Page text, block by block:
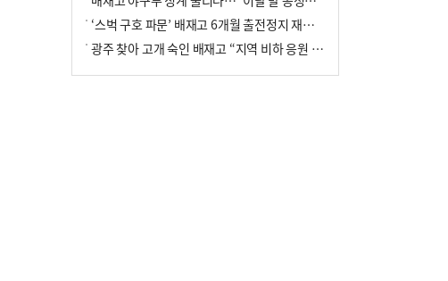
‘스벅 구호 파문’ 배재고 6개월 출전정지 재심 신청키로
광주 찾아 고개 숙인 배재고 “지역 비하 응원 잘못”(종합)